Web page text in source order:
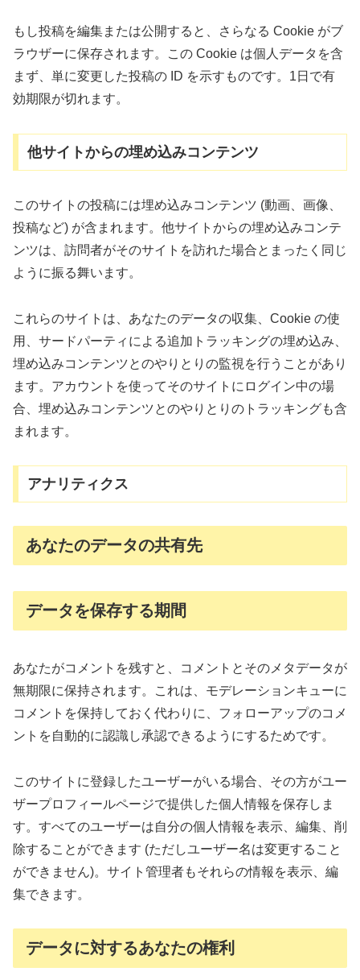
もし投稿を編集または公開すると、さらなる Cookie がブ
ラウザーに保存されます。この Cookie は個人データを含
まず、単に変更した投稿の ID を示すものです。1日で有
効期限が切れます。
他サイトからの埋め込みコンテンツ
このサイトの投稿には埋め込みコンテンツ (動画、画像、
投稿など) が含まれます。他サイトからの埋め込みコンテ
ンツは、訪問者がそのサイトを訪れた場合とまったく同じ
ように振る舞います。
これらのサイトは、あなたのデータの収集、Cookie の使
用、サードパーティによる追加トラッキングの埋め込み、
埋め込みコンテンツとのやりとりの監視を行うことがあり
ます。アカウントを使ってそのサイトにログイン中の場
合、埋め込みコンテンツとのやりとりのトラッキングも含
まれます。
アナリティクス
あなたのデータの共有先
データを保存する期間
あなたがコメントを残すと、コメントとそのメタデータが
無期限に保持されます。これは、モデレーションキューに
コメントを保持しておく代わりに、フォローアップのコメ
ントを自動的に認識し承認できるようにするためです。
このサイトに登録したユーザーがいる場合、その方がユー
ザープロフィールページで提供した個人情報を保存しま
す。すべてのユーザーは自分の個人情報を表示、編集、削
除することができます (ただしユーザー名は変更すること
ができません)。サイト管理者もそれらの情報を表示、編
集できます。
データに対するあなたの権利